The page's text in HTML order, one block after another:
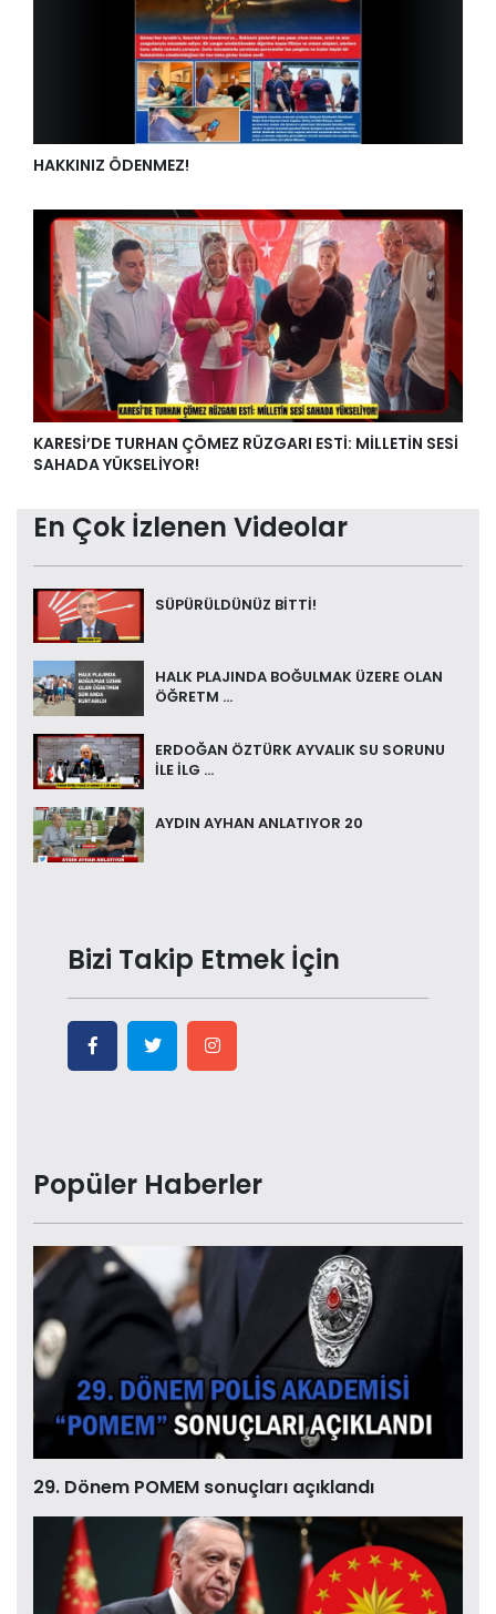
HAKKINIZ ÖDENMEZ!
KARESİ’DE TURHAN ÇÖMEZ RÜZGARI ESTİ: MİLLETİN SESİ
SAHADA YÜKSELİYOR!
En Çok İzlenen Videolar
SÜPÜRÜLDÜNÜZ BİTTİ!
HALK PLAJINDA BOĞULMAK ÜZERE OLAN
ÖĞRETM ...
ERDOĞAN ÖZTÜRK AYVALIK SU SORUNU
İLE İLG ...
AYDIN AYHAN ANLATIYOR 20
Bizi Takip Etmek İçin
Popüler Haberler
29. Dönem POMEM sonuçları açıklandı